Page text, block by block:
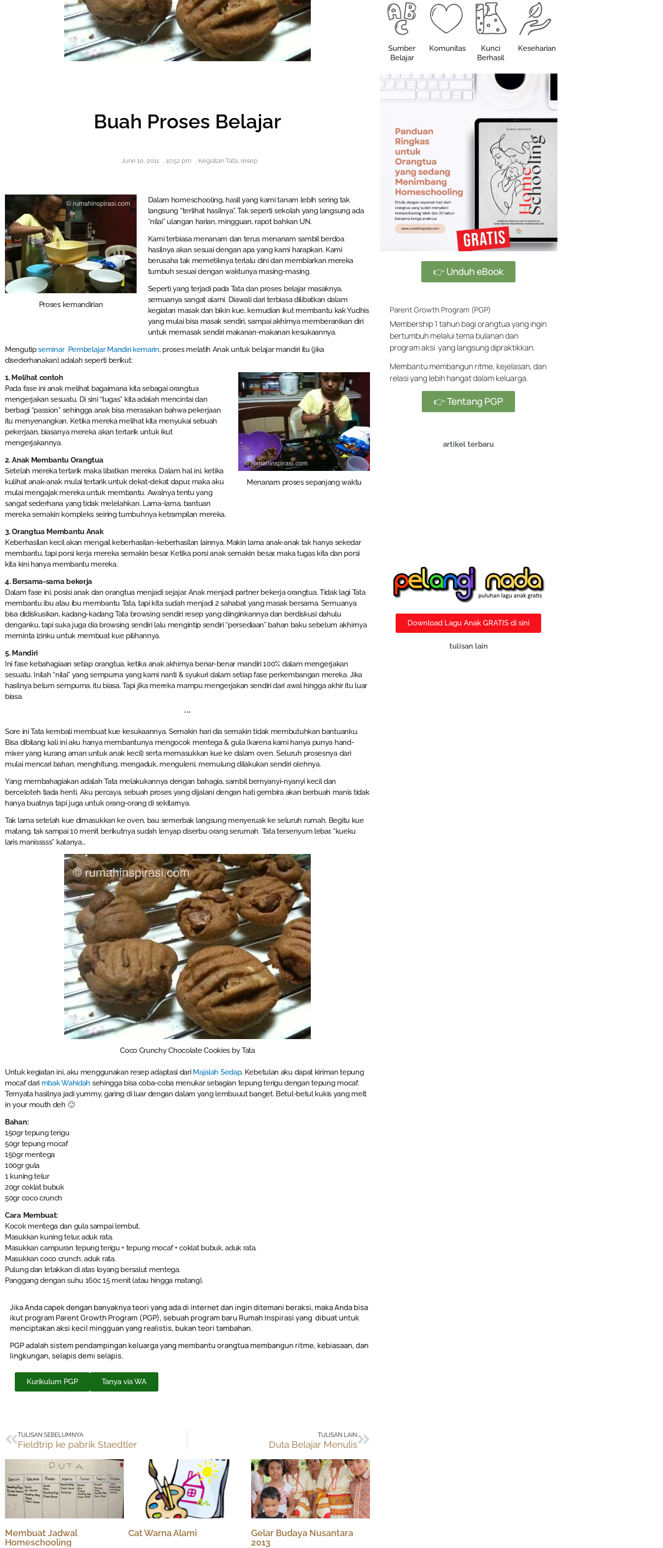
Buah Proses Belajar
June 10, 2011 , 10:52 pm , Kegiatan Tata, resep
Proses kemandirian
Dalam homeschooling, hasil yang kami tanam lebih sering tak
langsung “terlihat hasilnya”. Tak seperti sekolah yang langsung ada
“nilai” ulangan harian, mingguan, rapot bahkan UN.
Kami terbiasa menanam dan terus menanam sambil berdoa
hasilnya akan sesuai dengan apa yang kami harapkan. Kami
berusaha tak memetiknya terlalu dini dan membiarkan mereka
tumbuh sesuai dengan waktunya masing-masing.
Seperti yang terjadi pada Tata dan proses belajar masaknya,
semuanya sangat alami. Diawali dari terbiasa dilibatkan dalam
kegiatan masak dan bikin kue, kemudian ikut membantu kak Yudhis
yang mulai bisa masak sendiri, sampai akhirnya memberanikan diri
untuk memasak sendiri makanan-makanan kesukaannya.
Mengutipseminar Pembelajar Mandiri kemarin, proses melatih Anak untuk belajar mandiri itu (jika
disederhanakan) adalah seperti berikut:
Menanam proses sepanjang waktu
1. Melihat contoh
Pada fase ini anak melihat bagaimana kita sebagai orangtua
mengerjakan sesuatu. Di sini “tugas” kita adalah mencintai dan
berbagi “passion” sehingga anak bisa merasakan bahwa pekerjaan
itu menyenangkan. Ketika mereka melihat kita menyukai sebuah
pekerjaan, biasanya mereka akan tertarik untuk ikut
mengerjakannya.
2. Anak Membantu Orangtua
Setelah mereka tertarik maka libatkan mereka. Dalam hal ini, ketika
kulihat anak-anak mulai tertarik untuk dekat-dekat dapur, maka aku
mulai mengajak mereka untuk membantu. Awalnya tentu yang
sangat sederhana yang tidak melelahkan. Lama-lama, bantuan
mereka semakin kompleks seiring tumbuhnya ketrampilan mereka.
3. Orangtua Membantu Anak
Keberhasilan kecil akan mengail keberhasilan-keberhasilan lainnya. Makin lama anak-anak tak hanya sekedar
membantu, tapi porsi kerja mereka semakin besar. Ketika porsi anak semakin besar, maka tugas kita dan porsi
kita kini hanya membantu mereka.
4. Bersama-sama bekerja
Dalam fase ini, posisi anak dan orangtua menjadi sejajar. Anak menjadi partner bekerja orangtua. Tidak lagi Tata
membantu ibu atau ibu membantu Tata, tapi kita sudah menjadi 2 sahabat yang masak bersama. Semuanya
bisa didiskusikan, kadang-kadang Tata browsing sendiri resep yang diinginkannya dan berdiskusi dahulu
denganku, tapi suka juga dia browsing sendiri lalu mengintip sendiri “persediaan” bahan baku sebelum akhirnya
meminta izinku untuk membuat kue pilihannya.
5. Mandiri
Ini fase kebahagiaan setiap orangtua, ketika anak akhirnya benar-benar mandiri 100% dalam mengerjakan
sesuatu. Inilah “nilai” yang sempurna yang kami nanti & syukuri dalam setiap fase perkembangan mereka. Jika
hasilnya belum sempurna, itu biasa. Tapi jika mereka mampu mengerjakan sendiri dari awal hingga akhir itu luar
biasa.
***
Sore ini Tata kembali membuat kue kesukaannya. Semakin hari dia semakin tidak membutuhkan bantuanku.
Bisa dibilang kali ini aku hanya membantunya mengocok mentega & gula (karena kami hanya punya hand-
mixer yang kurang aman untuk anak kecil) serta memasukkan kue ke dalam oven. Seluruh prosesnya dari
mulai mencari bahan, menghitung, mengaduk, menguleni, memulung dilakukan sendiri olehnya.
Yang membahagiakan adalah Tata melakukannya dengan bahagia, sambil bernyanyi-nyanyi kecil dan
berceloteh tiada henti. Aku percaya, sebuah proses yang dijalani dengan hati gembira akan berbuah manis tidak
hanya buatnya tapi juga untuk orang-orang di sekitarnya.
Tak lama setelah kue dimasukkan ke oven, bau semerbak langsung menyeruak ke seluruh rumah. Begitu kue
matang, tak sampai 10 menit berikutnya sudah lenyap diserbu orang serumah. Tata tersenyum lebar, “kueku
laris manisssss” katanya…
Coco Crunchy Chocolate Cookies by Tata
Untuk kegiatan ini, aku menggunakan resep adaptasi dari Majalah Sedap. Kebetulan aku dapat kiriman tepung
mocaf dari mbak Wahidah sehingga bisa coba-coba menukar sebagian tepung terigu dengan tepung mocaf.
Ternyata hasilnya jadi yummy, garing di luar dengan dalam yang lembuuut banget. Betul-betul kukis yang melt
in your mouth deh 🙂
Bahan:
150gr tepung terigu
50gr tepung mocaf
150gr mentega
100gr gula
1 kuning telur
20gr coklat bubuk
50gr coco crunch
Cara Membuat:
Kocok mentega dan gula sampai lembut.
Masukkan kuning telur, aduk rata.
Masukkan campuran tepung terigu + tepung mocaf + coklat bubuk, aduk rata.
Masukkan coco crunch, aduk rata.
Pulung dan letakkan di atas loyang bersalut mentega.
Panggang dengan suhu 160c 15 menit (atau hingga matang).
Jika Anda capek dengan banyaknya teori yang ada di internet dan ingin ditemani beraksi, maka Anda bisa
ikut program Parent Growth Program (PGP), sebuah program baru Rumah Inspirasi yang dibuat untuk
menciptakan aksi kecil mingguan yang realistis, bukan teori tambahan.
PGP adalah sistem pendampingan keluarga yang membantu orangtua membangun ritme, kebiasaan, dan
lingkungan, selapis demi selapis.
Kurikulum PGP Tanya via WA
Prev
TULISAN SEBELUMNYA
Fieldtrip ke pabrik Staedtler
TULISAN LAIN
Duta Belajar Menulis
Next
Membuat Jadwal
Homeschooling
Cat Warna Alami
Gelar Budaya Nusantara
2013
Sumber
Belajar
Komunitas
Kunci
Berhasil
Keseharian
👉 Unduh eBook
Parent Growth Program (PGP)
Membership 1 tahun bagi orangtua yang ingin
bertumbuh melalui tema bulanan dan
program aksi yang langsung dipraktikkan.
Membantu membangun ritme, kejelasan, dan
relasi yang lebih hangat dalam keluarga.
👉 Tentang PGP
artikel terbaru
Download Lagu Anak GRATIS di sini
tulisan lain